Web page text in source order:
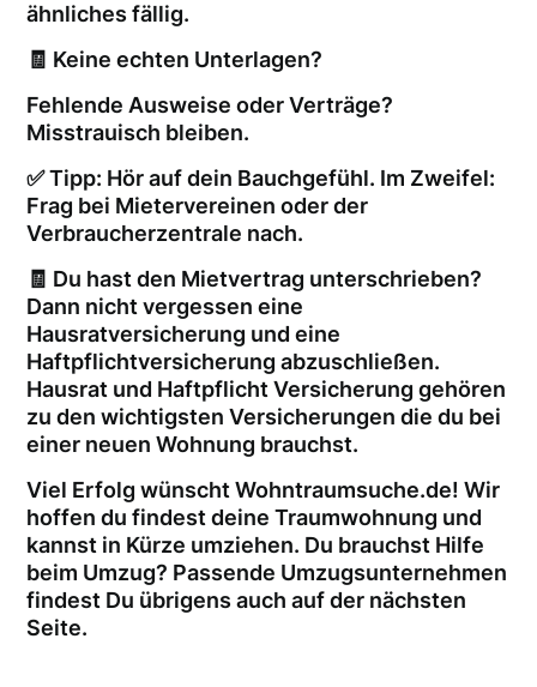
ähnliches fällig.
🧾 Keine echten Unterlagen?
Fehlende Ausweise oder Verträge?
Misstrauisch bleiben.
✅ Tipp: Hör auf dein Bauchgefühl. Im Zweifel:
Frag bei Mietervereinen oder der
Verbraucherzentrale nach.
🧾 Du hast den Mietvertrag unterschrieben?
Dann nicht vergessen eine
Hausratversicherung und eine
Haftpflichtversicherung abzuschließen.
Hausrat und Haftpflicht Versicherung gehören
zu den wichtigsten Versicherungen die du bei
einer neuen Wohnung brauchst.
Viel Erfolg wünscht Wohntraumsuche.de! Wir
hoffen du findest deine Traumwohnung und
kannst in Kürze umziehen. Du brauchst Hilfe
beim Umzug? Passende Umzugsunternehmen
findest Du übrigens auch auf der nächsten
Seite.